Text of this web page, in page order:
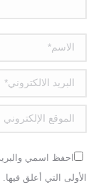
الاسم *
البريد الالكتروني *
الموقع الإلكتروني
احفظ اسمي
الأولى التي أعلق فيها.